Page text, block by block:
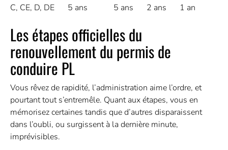
C, CE, D, DE
5 ans 5 ans 2 ans 1 an
Les étapes officielles du
renouvellement du permis de
conduire PL
Vous rêvez de rapidité, l’administration aime l’ordre, et
pourtant tout s’entremêle. Quant aux étapes, vous en
mémorisez certaines tandis que d’autres disparaissent
dans l’oubli, ou surgissent à la dernière minute,
imprévisibles.